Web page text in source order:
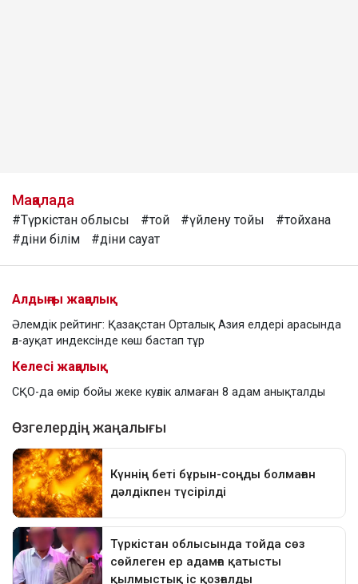
Мақалада
#Түркістан облысы #той #үйлену тойы
#тойхана
#діни білім
#діни сауат
Алдыңғы жаңалық
Әлемдік рейтинг: Қазақстан Орталық Азия елдері арасында
әл-ауқат индексінде көш бастап тұр
Келесі жаңалық
СҚО-да өмір бойы жеке куәлік алмаған 8 адам анықталды